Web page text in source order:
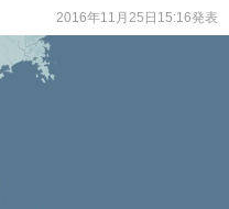
2016年11月25日15:16発表